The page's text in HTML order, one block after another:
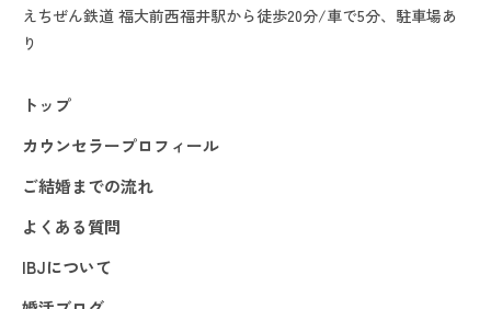
えちぜん鉄道 福大前西福井駅から徒歩20分/車で5分、駐車場あ
り
トップ
カウンセラープロフィール
ご結婚までの流れ
よくある質問
IBJについて